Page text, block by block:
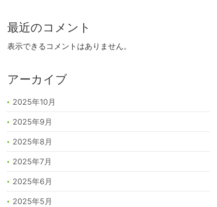
最近のコメント
表示できるコメントはありません。
アーカイブ
2025年10月
2025年9月
2025年8月
2025年7月
2025年6月
2025年5月